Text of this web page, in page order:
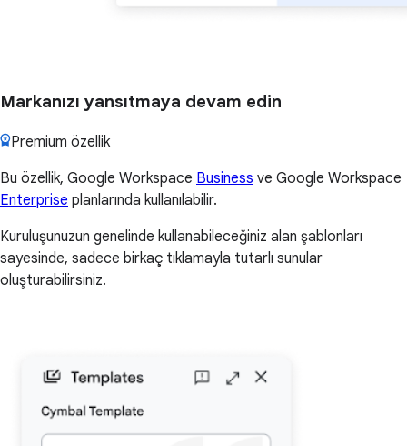
Markanızı yansıtmaya devam edin
Premium özellik
Bu özellik, Google Workspace Business ve Google Workspace
Enterprise planlarında kullanılabilir.
Kuruluşunuzun genelinde kullanabileceğiniz alan şablonları
sayesinde, sadece birkaç tıklamayla tutarlı sunular
oluşturabilirsiniz.